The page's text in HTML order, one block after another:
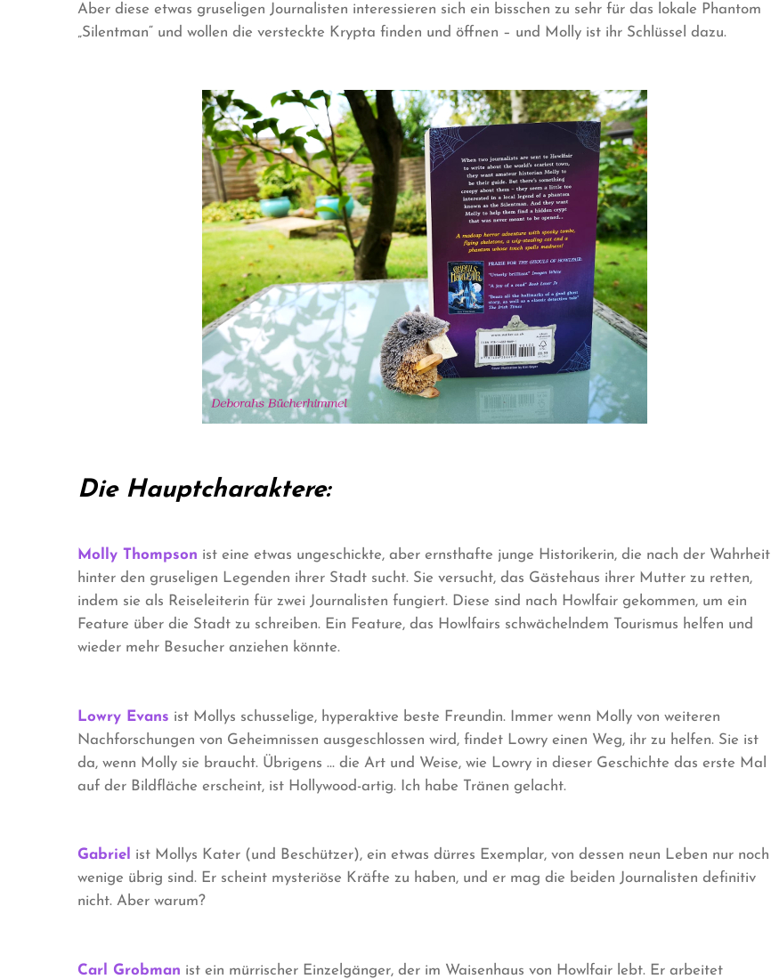
Aber diese etwas gruseligen Journalisten interessieren sich ein bisschen zu sehr für das lokale Phantom
„Silentman“ und wollen die versteckte Krypta finden und öffnen – und Molly ist ihr Schlüssel dazu.
Die Hauptcharaktere:
Molly Thompson ist eine etwas ungeschickte, aber ernsthafte junge Historikerin, die nach der Wahrheit
hinter den gruseligen Legenden ihrer Stadt sucht. Sie versucht, das Gästehaus ihrer Mutter zu retten,
indem sie als Reiseleiterin für zwei Journalisten fungiert. Diese sind nach Howlfair gekommen, um ein
Feature über die Stadt zu schreiben. Ein Feature, das Howlfairs schwächelndem Tourismus helfen und
wieder mehr Besucher anziehen könnte.
Lowry Evans ist Mollys schusselige, hyperaktive beste Freundin. Immer wenn Molly von weiteren
Nachforschungen von Geheimnissen ausgeschlossen wird, findet Lowry einen Weg, ihr zu helfen. Sie ist
da, wenn Molly sie braucht. Übrigens … die Art und Weise, wie Lowry in dieser Geschichte das erste Mal
auf der Bildfläche erscheint, ist Hollywood-artig. Ich habe Tränen gelacht.
Gabriel
ist Mollys Kater (und Beschützer), ein etwas dürres Exemplar, von dessen neun Leben nur noch
wenige übrig sind. Er scheint mysteriöse Kräfte zu haben, und er mag die beiden Journalisten definitiv
nicht. Aber warum?
Carl Grobman ist ein mürrischer Einzelgänger, der im Waisenhaus von Howlfair lebt. Er arbeitet